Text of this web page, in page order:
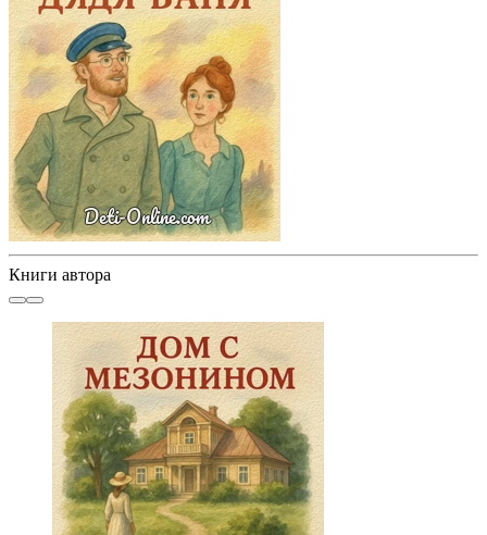
Книги автора